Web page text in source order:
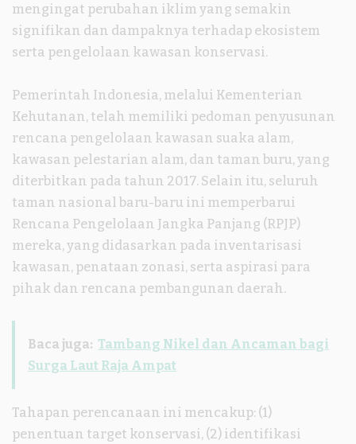
mengingat perubahan iklim yang semakin
signifikan dan dampaknya terhadap ekosistem
serta pengelolaan kawasan konservasi.
Pemerintah Indonesia, melalui Kementerian
Kehutanan, telah memiliki pedoman penyusunan
rencana pengelolaan kawasan suaka alam,
kawasan pelestarian alam, dan taman buru, yang
diterbitkan pada tahun 2017. Selain itu, seluruh
taman nasional baru-baru ini memperbarui
Rencana Pengelolaan Jangka Panjang (RPJP)
mereka, yang didasarkan pada inventarisasi
kawasan, penataan zonasi, serta aspirasi para
pihak dan rencana pembangunan daerah.
Baca juga: Tambang Nikel dan Ancaman bagi
Surga Laut Raja Ampat
Tahapan perencanaan ini mencakup: (1)
penentuan target konservasi, (2) identifikasi